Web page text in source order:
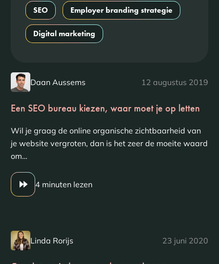
SEO Employer branding strategie
Digital marketing
Daan Aussems 12 augustus 2019
Een SEO bureau kiezen, waar moet je op letten
Wil je graag de online organische zichtbaarheid van
je website vergroten, dan is het zeer de moeite waard
om…
4 minuten lezen
Linda Rorijs 23 juni 2020